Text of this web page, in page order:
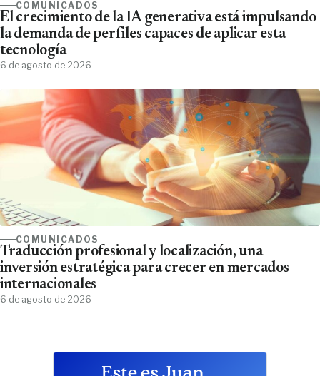
COMUNICADOS
El crecimiento de la IA generativa está impulsando
la demanda de perfiles capaces de aplicar esta
tecnología
6 de agosto de 2026
COMUNICADOS
Traducción profesional y localización, una
inversión estratégica para crecer en mercados
internacionales
6 de agosto de 2026